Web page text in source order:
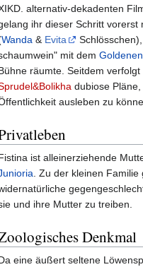
alternativ-dekadenten
ihr dieser Schritt vorerst
Wanda & Evita
mit dem
räumte. Seitdem
dubiose
ausleben zu
ist alleinerziehende
. Zu der kleinen
und ihre Mutter zu treiben.
Denkmal
eine äußert seltene